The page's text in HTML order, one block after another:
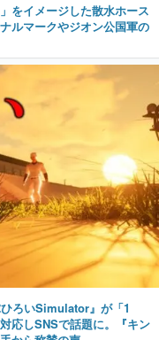
をイメージした散水ホース
ルマークやジオン公国軍の
ろいSimulator』が「1
応しSNSで話題に。『キン